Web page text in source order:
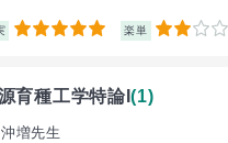
5 楽単 2
育種工学特論I(1)
沖増先生